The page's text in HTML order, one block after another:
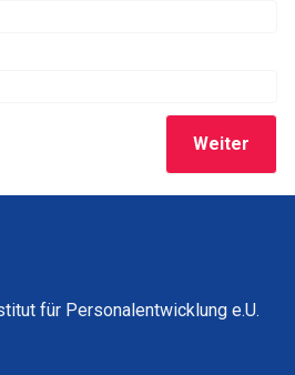
Weiter
für Personalentwicklung e.U.